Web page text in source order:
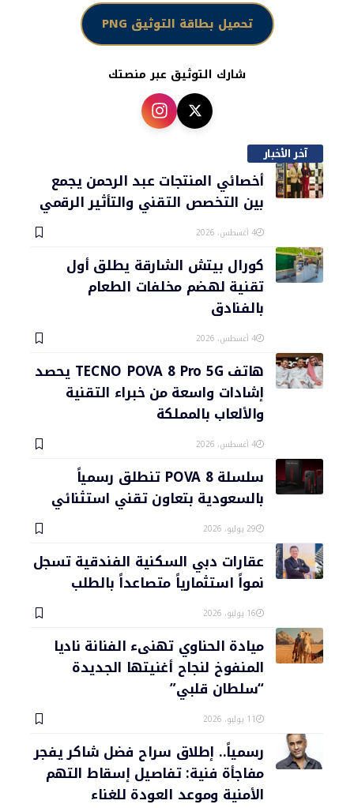
تحميل بطاقة التوثيق PNG
شارك التوثيق عبر منصتك
آخر الأخبار
أخصائي المنتجات عبد الرحمن يجمع
بين التخصص التقني والتأثير الرقمي
4 أغسطس، 2026
كورال بيتش الشارقة يطلق أول
تقنية لهضم مخلفات الطعام
بالفنادق
4 أغسطس، 2026
هاتف TECNO POVA 8 Pro 5G يحصد
إشادات واسعة من خبراء التقنية
والألعاب بالمملكة
4 أغسطس، 2026
سلسلة POVA 8 تنطلق رسمياً
بالسعودية بتعاون تقني استثنائي
29 يوليو، 2026
عقارات دبي السكنية الفندقية تسجل
نمواً استثمارياً متصاعداً بالطلب
16 يوليو، 2026
ميادة الحناوي تهنىء الفنانة ناديا
المنفوخ لنجاح أغنيتها الجديدة
“سلطان قلبي”
11 يوليو، 2026
رسمياً.. إطلاق سراح فضل شاكر يفجر
مفاجأة فنية: تفاصيل إسقاط التهم
الأمنية وموعد العودة للغناء